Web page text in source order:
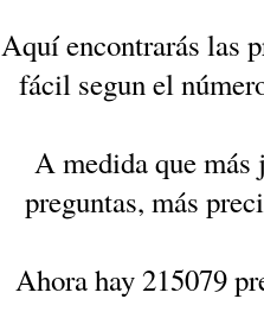
Aquí encontrarás las
fácil segun el
A medida que más
preguntas, más
Ahora hay 215079